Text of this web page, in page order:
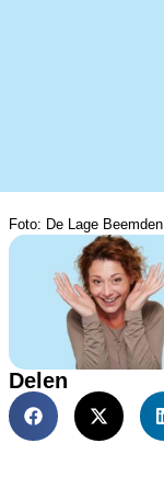
Foto: De Lage Beemden
Delen